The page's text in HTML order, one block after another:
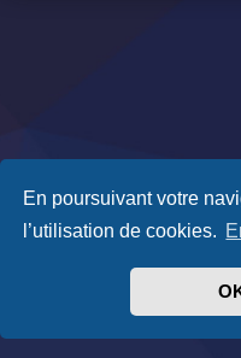
En poursuivant votre
l’utilisation de cookies.